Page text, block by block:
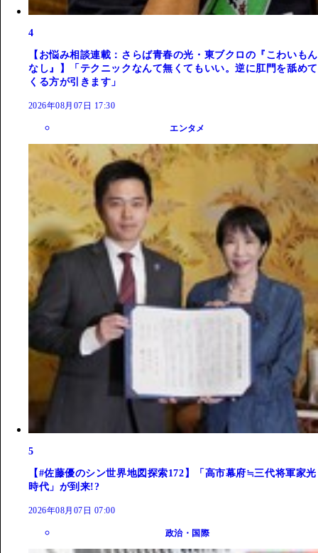
4
【お悩み相談連載：さらば青春の光・東ブクロの『こわいもん
なし』】「テクニックなんて無くてもいい。逆に肛門を舐めて
くる方が引きます」
2026年08月07日 17:30
エンタメ
5
【#佐藤優のシン世界地図探索172】「高市幕府≒三代将軍家光
時代」が到来!?
2026年08月07日 07:00
政治・国際